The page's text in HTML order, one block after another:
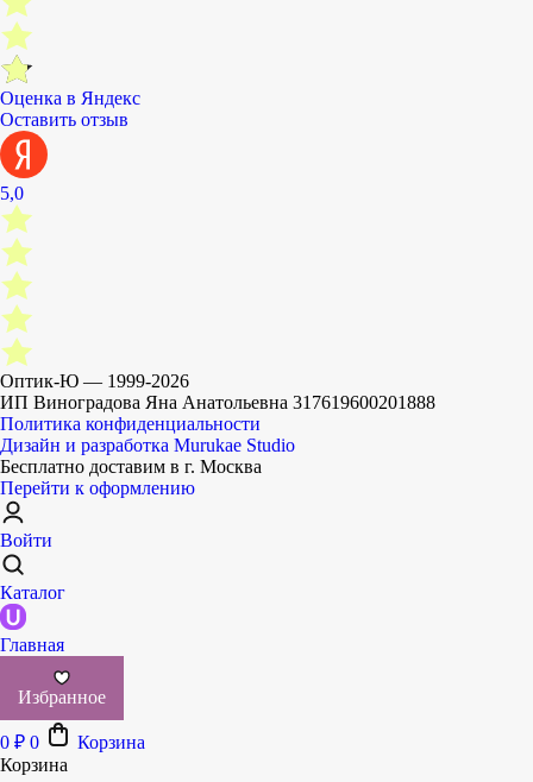
Оценка в Яндекс
Оставить отзыв
5,0
Оптик-Ю — 1999-2026
ИП Виноградова Яна Анатольевна 317619600201888
Политика конфиденциальности
Дизайн и разработка Murukae Studio
Бесплатно доставим в г. Москва
Перейти к оформлению
Войти
Каталог
Главная
Избранное
0 ₽ 0
Корзина
Корзина